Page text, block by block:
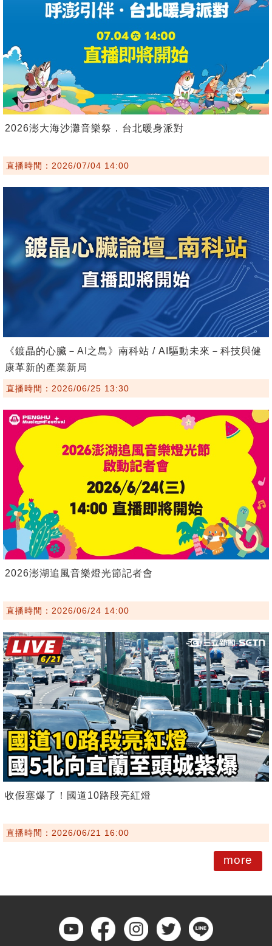
2026澎大海沙灘音樂祭．台北暖身派對
直播時間：2026/07/04 14:00
《鍍晶的心臟－AI之島》南科站 / AI驅動未來－科技與健
康革新的產業新局
直播時間：2026/06/25 13:30
2026澎湖追風音樂燈光節記者會
直播時間：2026/06/24 14:00
收假塞爆了！國道10路段亮紅燈
直播時間：2026/06/21 16:00
more